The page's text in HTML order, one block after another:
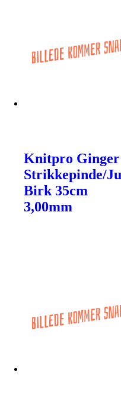
Knitpro Ginger
Strikkepinde/
Birk 35cm
3,00mm